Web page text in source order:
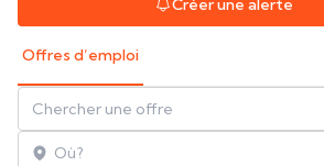
Créer une alerte
Offres d’emploi